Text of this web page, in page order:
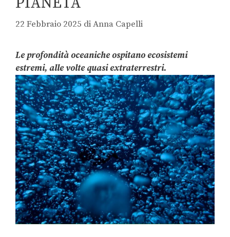
22 Febbraio 2025 diAnna Capelli
Le profondità oceaniche ospitano ecosistemi
estremi, alle volte quasi extraterrestri.